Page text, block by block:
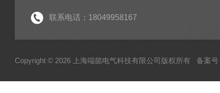
联系电话：18049958167
Copyright © 2026 上海端懿电气科技有限公司版权所有 备案号